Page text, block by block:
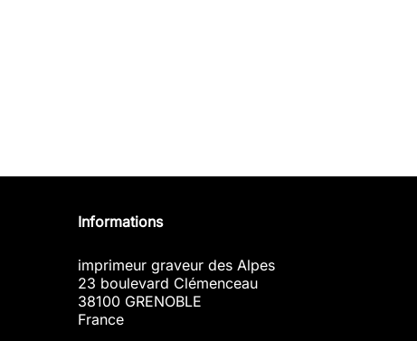
Informations
imprimeur graveur des Alpes
23 boulevard Clémenceau
38100 GRENOBLE
France